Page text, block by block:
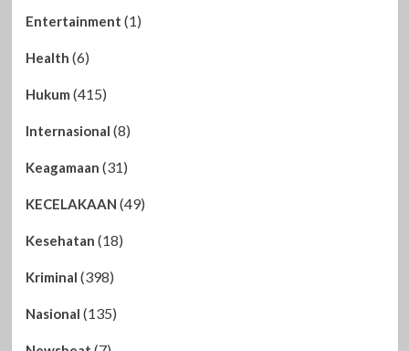
Entertainment (1)
Health (6)
Hukum (415)
Internasional (8)
Keagamaan (31)
KECELAKAAN (49)
Kesehatan (18)
Kriminal (398)
Nasional (135)